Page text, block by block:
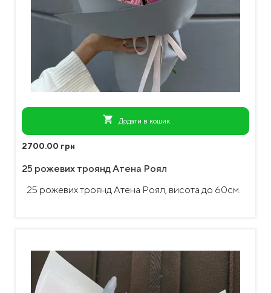
shopping_cart Додати в кошик
2700.00 грн
25 рожевих троянд Атена Роял
25 рожевих троянд Атена Роял, висота до 60см.